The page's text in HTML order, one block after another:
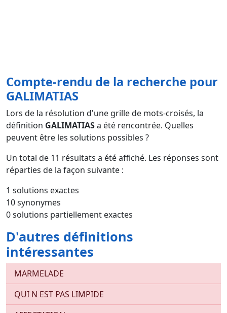
Compte-rendu de la recherche pour
GALIMATIAS
Lors de la résolution d'une grille de mots-croisés, la
définition GALIMATIASa été rencontrée. Quelles
peuvent être les solutions possibles ?
Un total de 11 résultats a été affiché. Les réponses sont
réparties de la façon suivante :
1 solutions exactes
10 synonymes
0 solutions partiellement exactes
D'autres définitions
intéressantes
MARMELADE
QUI N EST PAS LIMPIDE